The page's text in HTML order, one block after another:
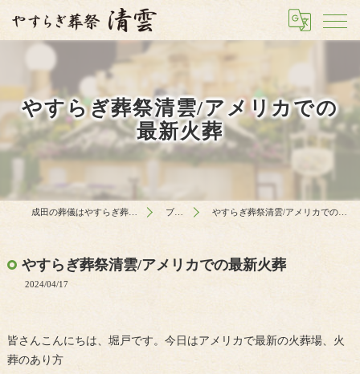
やすらぎ葬祭清雲/アメリカでの
最新火葬
成田の葬儀はやすらぎ葬祭 清雲 ブログ やすらぎ葬祭清雲/アメリカでの最新火葬
やすらぎ葬祭清雲/アメリカでの最新火葬
2024/04/17
皆さんこんにちは、堀戸です。今日はアメリカで最新の火葬場、火
葬のあり方